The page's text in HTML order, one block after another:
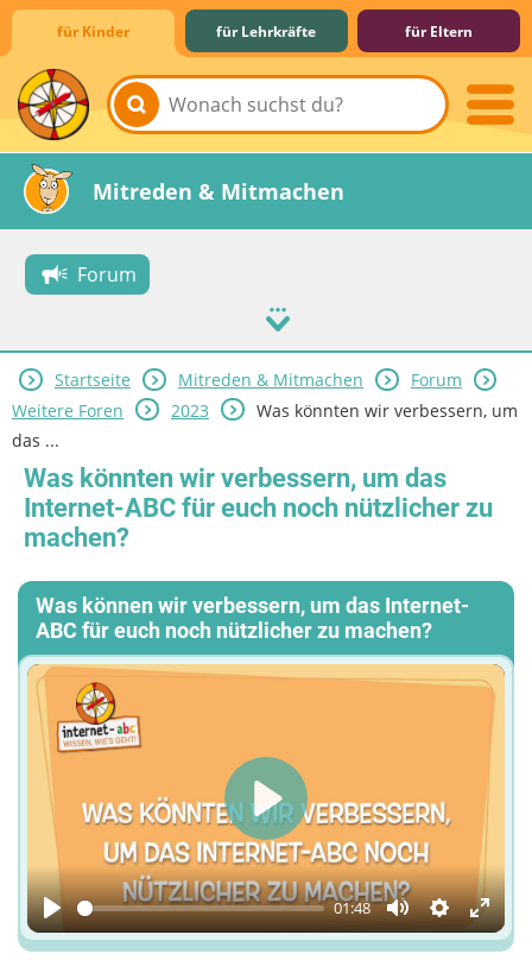
für Kinder für Lehrkräfte für Eltern
Lernen & Schule
Hobby & Freizeit
Spiel & Spaß
Mitreden & Mitmachen
Forum
Startseite Mitreden & Mitmachen
Forum
Weitere Foren
2023
Was könnten wir verbessern, um
das ...
Was könnten wir verbessern, um das
Internet-ABC für euch noch nützlicher zu
machen?
Was können wir verbessern, um das Internet-
ABC für euch noch nützlicher zu machen?
Play
01:48
Mute
Enter
Play